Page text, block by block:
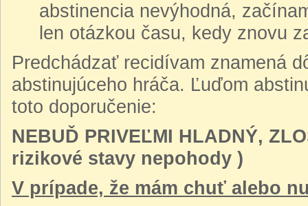
abstinencia nevýhodná,
len otázkou času, kedy znovu
Predchádzať recidívam znamená
abstinujúceho hráča. Ľuďom
toto doporučenie:
NEBUĎ PRIVEĽMI HLADNÝ,
rizikové stavy nepohody )
V prípade, že mám chuť alebo